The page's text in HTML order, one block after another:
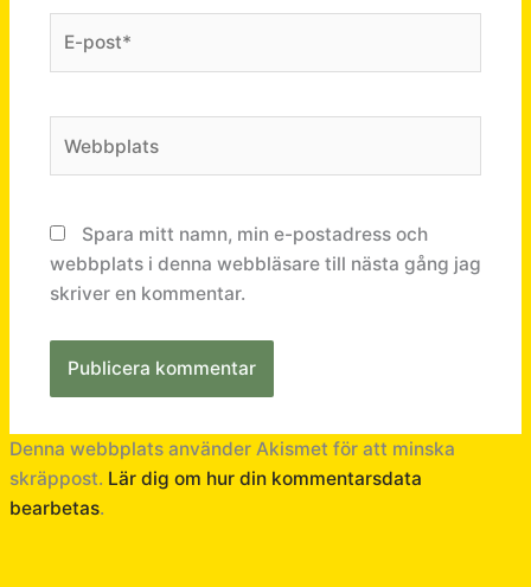
post*
Spara mitt namn, min e-postadress och
webbplats i denna webbläsare till nästa gång jag
skriver en kommentar.
Denna webbplats använder Akismet för att minska
skräppost. Lär dig om hur din kommentarsdata
bearbetas.